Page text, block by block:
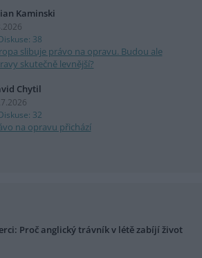
Kaminski
38
slibuje právo na opravu. Budou ale
skutečně levnější?
Chytil
32
na opravu přichází
Proč anglický trávník v létě zabíjí život